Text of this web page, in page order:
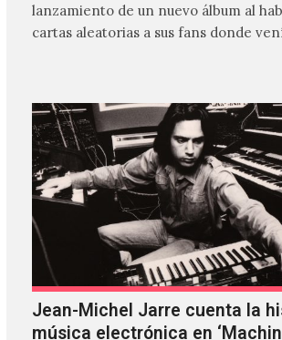
lanzamiento de un nuevo álbum al
cartas aleatorias a sus fans donde
Jean-Michel Jarre cuenta la
música electrónica en